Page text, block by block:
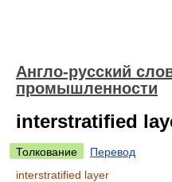
Англо-русский
промышленности
interstratified
Толкование
Перевод
interstratified layer